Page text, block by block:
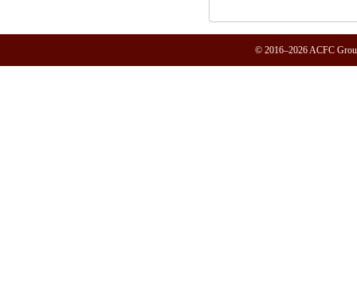
© 2016–2026 ACFC